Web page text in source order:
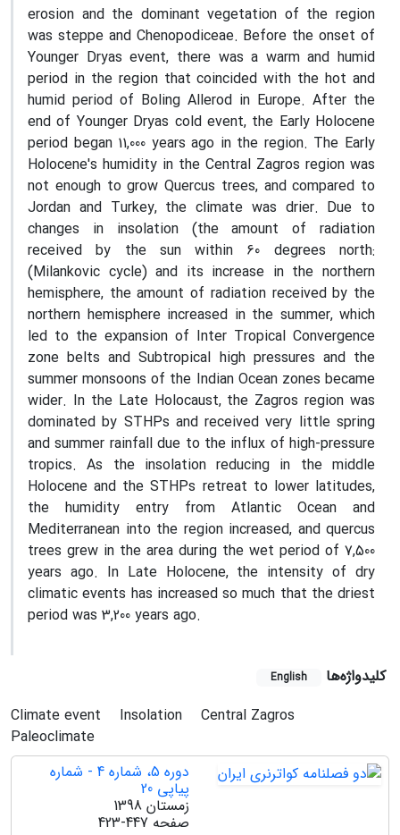
erosion and the dominant vegetation of the region
was steppe and Chenopodiceae. Before the onset of
Younger Dryas event, there was a warm and humid
period in the region that coincided with the hot and
humid period of Boling Allerod in Europe. After the
end of Younger Dryas cold event, the Early Holocene
period began 11,000 years ago in the region. The Early
Holocene's humidity in the Central Zagros region was
not enough to grow Quercus trees, and compared to
Jordan and Turkey, the climate was drier. Due to
changes in insolation (the amount of radiation
received by the sun within 60 degrees north:
(Milankovic cycle) and its increase in the northern
hemisphere, the amount of radiation received by the
northern hemisphere increased in the summer, which
led to the expansion of Inter Tropical Convergence
zone belts and Subtropical high pressures and the
summer monsoons of the Indian Ocean zones became
wider. In the Late Holocaust, the Zagros region was
dominated by STHPs and received very little spring
and summer rainfall due to the influx of high-pressure
tropics. As the insolation reducing in the middle
Holocene and the STHPs retreat to lower latitudes,
the humidity entry from Atlantic Ocean and
Mediterranean into the region increased, and quercus
trees grew in the area during the wet period of 7,500
years ago. In Late Holocene, the intensity of dry
climatic events has increased so much that the driest
period was 3,200 years ago.
کلیدواژه‌ها English
Climate event Insolation
Central Zagros
Paleoclimate
دوره 5، شماره 4 - شماره
پیاپی 20
زمستان 1398
صفحه 423-447